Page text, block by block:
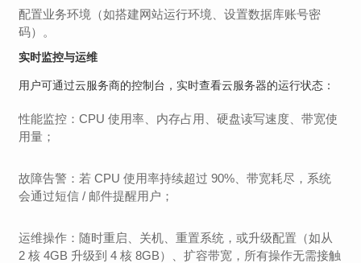
配置业务环境（如搭建网站运行环境、设置数据库账号密
码）。
实时监控与运维
用户可通过云服务商的控制台，实时查看云服务器的运行状态：
性能监控：CPU 使用率、内存占用、硬盘读写速度、带宽使
用量；
故障告警：若 CPU 使用率持续超过 90%、带宽耗尽，系统
会通过短信 / 邮件提醒用户；
运维操作：随时重启、关机、重置系统，或升级配置（如从
2 核 4GB 升级到 4 核 8GB）、扩容带宽，所有操作无需接触